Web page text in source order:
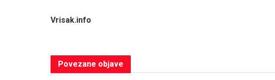
Vrisak.info
Povezane objave